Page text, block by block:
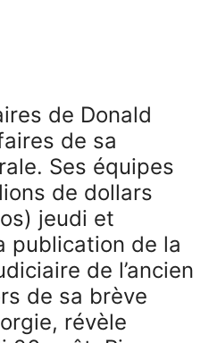
de Donald
de sa
Ses équipes
de dollars
jeudi et
publication de la
de l’ancien
de sa brève
révèle